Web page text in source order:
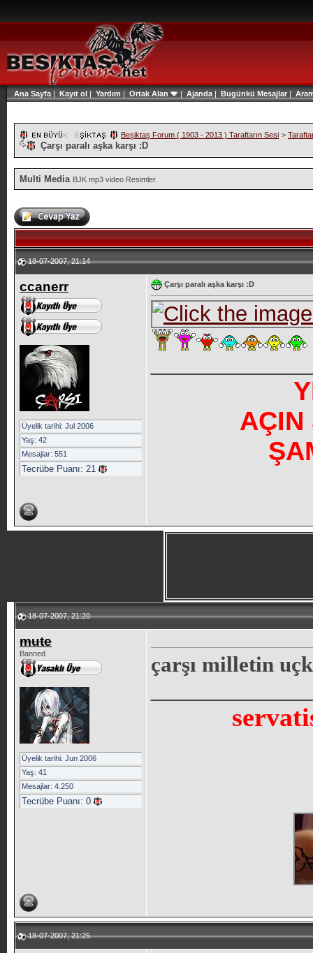
Ana Sayfa | Kayıt ol | Yardım | Ortak Alan | Ajanda | Bugünkü Mesajlar|
Beşiktaş Forum ( 1903 - 2013 ) Taraftarın Sesi >
Çarşı paralı aşka karşı :D
Multi Media BJK mp3 video Resimler.
18-07-2007, 21:14
ccanerr
Üyelik tarihi: Jul 2006
Yaş: 42
Mesajlar: 551
Tecrübe Puanı: 21
Çarşı paralı aşka karşı :D
AÇIN
18-07-2007, 21:20
mute
Banned
Üyelik tarihi: Jun 2006
Yaş: 41
Mesajlar: 4.250
Tecrübe Puanı: 0
çarşı milletin
18-07-2007, 21:25